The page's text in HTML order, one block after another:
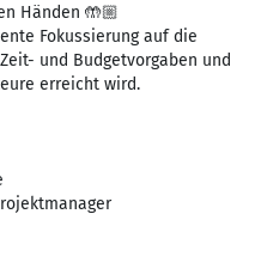
Händen 🤲🏼
Fokussierung auf die
und Budgetvorgaben und
erreicht wird.